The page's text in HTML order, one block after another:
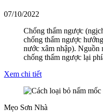
07/10/2022
Chống thấm ngược
chống thấm ngược
nước xâm nhập). Nguồn
chống thấm ngược lại
Xem chi tiết
Mẹo Sơn Nhà